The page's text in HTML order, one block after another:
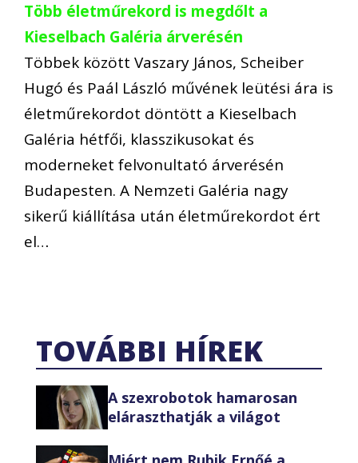
Több életműrekord is megdőlt a
Kieselbach Galéria árverésén
Többek között Vaszary János, Scheiber
Hugó és Paál László művének leütési ára is
életműrekordot döntött a Kieselbach
Galéria hétfői, klasszikusokat és
moderneket felvonultató árverésén
Budapesten. A Nemzeti Galéria nagy
sikerű kiállítása után életműrekordot ért
el…
TOVÁBBI HÍREK
A szexrobotok hamarosan
eláraszthatják a világot